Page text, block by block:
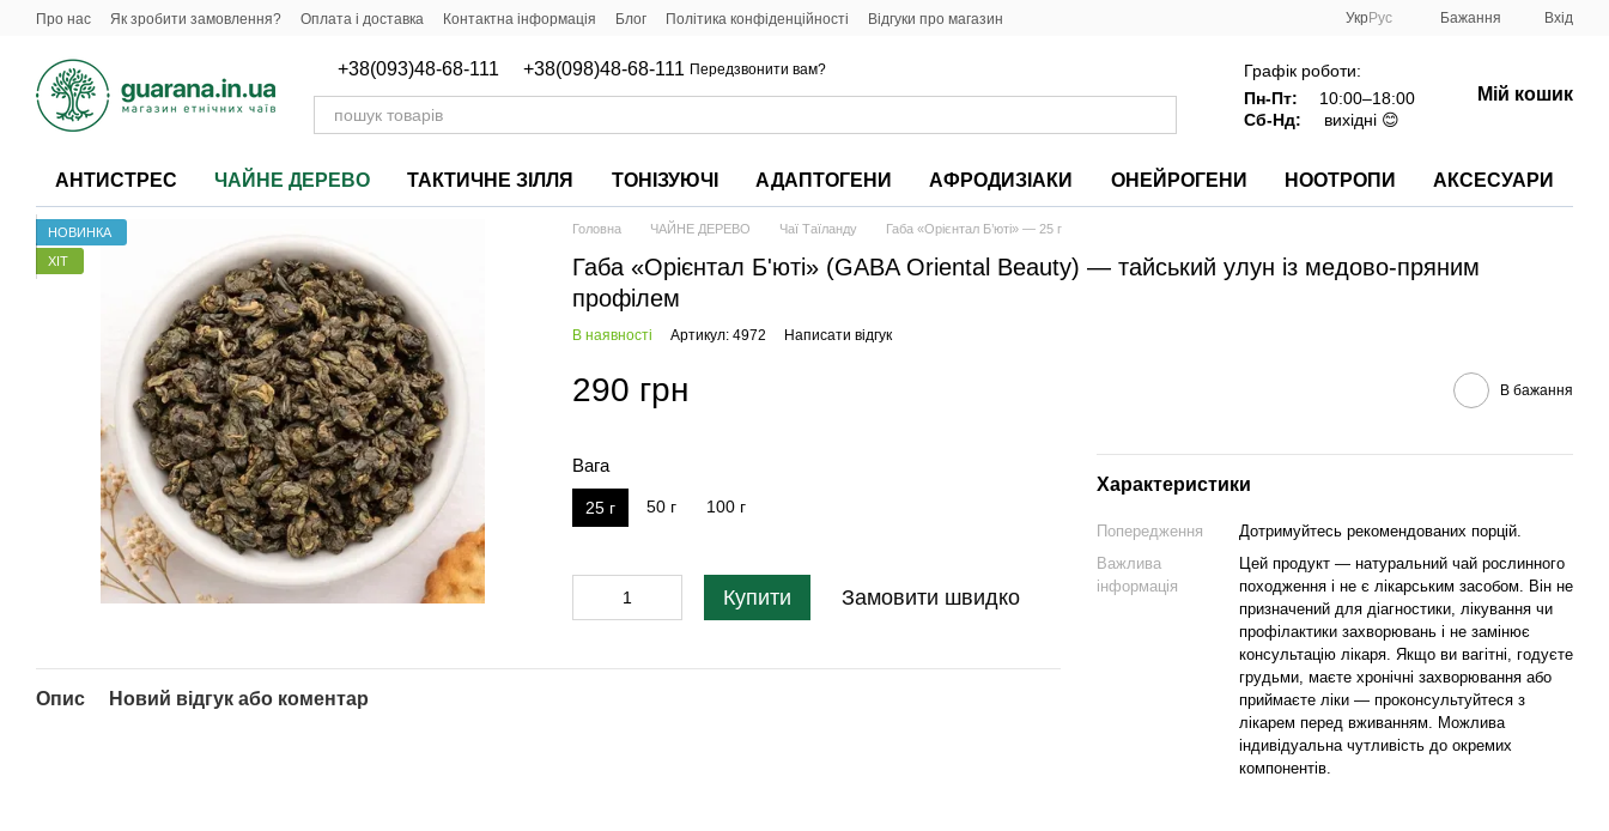
Перейти до основного контенту
Про нас Як зробити замовлення? Оплата і доставка Контактна інформація Блог Політика конфіденційності
Відгуки про магазин
УкрРус Бажання Вхід
+38(093)48-68-111 +38(098)48-68-111 Передзвонити вам?
Графік роботи:
Пн-Пт:
10:00–18:00
Сб-Нд:
вихідні 😊
Мій кошик
АНТИСТРЕС ЧАЙНЕ ДЕРЕВО ТАКТИЧНЕ ЗІЛЛЯ ТОНІЗУЮЧІ АДАПТОГЕНИ АФРОДИЗІАКИ ОНЕЙРОГЕНИ НООТРОПИ АКСЕСУАРИ
НОВИНКА
ХІТ
Головна ЧАЙНЕ ДЕРЕВО Чаї Таїланду Габа «Орієнтал Б’юті» — 25 г
Габа «Орієнтал Б'юті» (GABA Oriental Beauty) — тайський улун із медово-пряним
профілем
В наявності Артикул: 4972 Написати відгук
290 грн В бажання
Вага
25 г 50 г 100 г
Купити Замовити швидко
Характеристики
Попередження
Дотримуйтесь рекомендованих порцій.
Важлива
інформація
Цей продукт — натуральний чай рослинного
походження і не є лікарським засобом. Він не
призначений для діагностики, лікування чи
профілактики захворювань і не замінює
консультацію лікаря. Якщо ви вагітні, годуєте
грудьми, маєте хронічні захворювання або
приймаєте ліки — проконсультуйтеся з
лікарем перед вживанням. Можлива
індивідуальна чутливість до окремих
компонентів.
Опис Новий відгук або коментар